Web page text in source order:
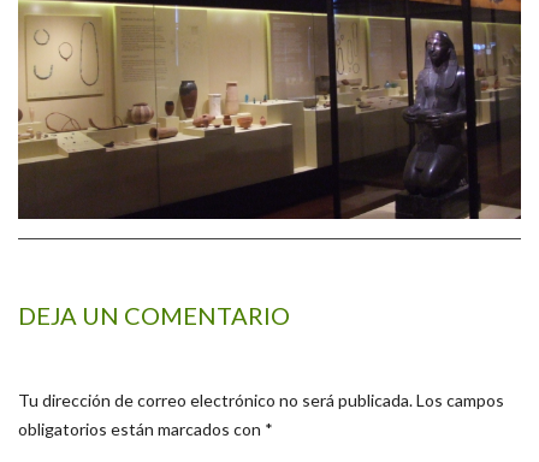
DEJA UN COMENTARIO
Tu dirección de correo electrónico no será publicada.Los campos
obligatorios están marcados con *